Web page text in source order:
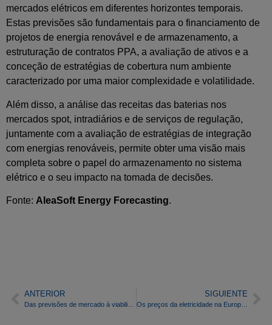
mercados elétricos em diferentes horizontes temporais.
Estas previsões são fundamentais para o financiamento de
projetos de energia renovável e de armazenamento, a
estruturação de contratos PPA, a avaliação de ativos e a
conceção de estratégias de cobertura num ambiente
caracterizado por uma maior complexidade e volatilidade.
Além disso, a análise das receitas das baterias nos
mercados spot, intradiários e de serviços de regulação,
juntamente com a avaliação de estratégias de integração
com energias renováveis, permite obter uma visão mais
completa sobre o papel do armazenamento no sistema
elétrico e o seu impacto na tomada de decisões.
Fonte: AleaSoft Energy Forecasting.
ANTERIOR
Das previsões de mercado à viabilidade financeira: uma mudança estrutural no setor elétrico
SIGUIENTE
Os preços da eletricidade na Europa descem na quarta semana de abril, com recordes na energia fotovoltaica e uma elevada produção eólica